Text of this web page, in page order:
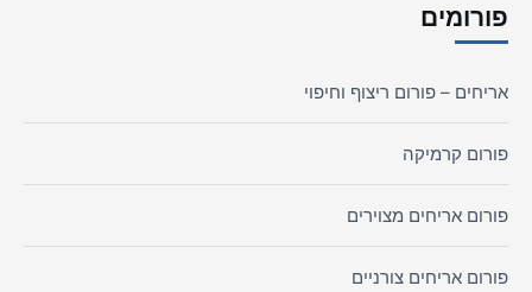
פורומים
אריחים – פורום ריצוף וחיפוי
פורום קרמיקה
פורום אריחים מצוירים
פורום אריחים צורניים